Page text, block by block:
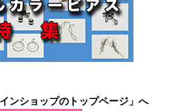
ショップのトップページ」へ